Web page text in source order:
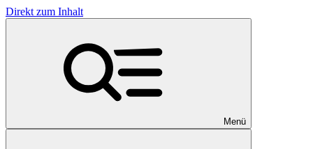
Direkt zum Inhalt
Menü